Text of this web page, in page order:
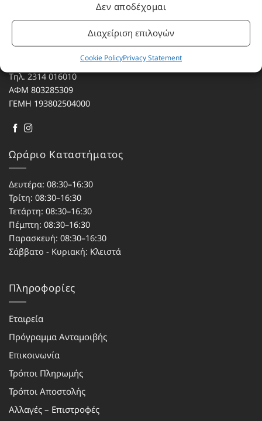
Δεν αποδέχομαι
Διαχείριση επιλογών
Cookie PolicyPrivacy Statement
Eau de parfum
Αγίου Κωνσταντίνου 76
Τ.Κ. 56224, Εύοσμος, Θεσσαλονίκη
Τηλ. 2314 016010
ΑΦΜ 803285309
ΓΕΜΗ 193802504000
Ωράριο Καταστήματος
Δευτέρα: 08:30–16:30
Τρίτη: 08:30–16:30
Τετάρτη: 08:30–16:30
Πέμπτη: 08:30–16:30
Παρασκευή: 08:30–16:30
Σάββατο - Κυριακή: Κλειστά
Πληροφορίες
Εταιρεία
Πρόγραμμα Ανταμοιβής
Επικοινωνία
Τρόποι Πληρωμής
Τρόποι Αποστολής
Αλλαγές – Επιστροφές